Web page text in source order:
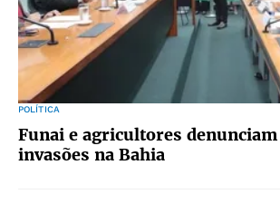
POLÍTICA
Funai e agricultores
invasões na Bahia